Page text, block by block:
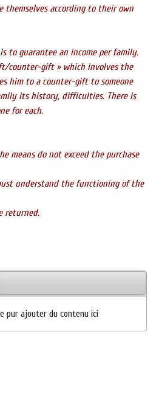
themselves according to their own
to guarantee an income per family.
counter-gift » which involves the
him to a counter-gift to someone
its history, difficulties. There is
for each.
means do not exceed the purchase
understand the functioning of the
returned.
pur ajouter du contenu ici